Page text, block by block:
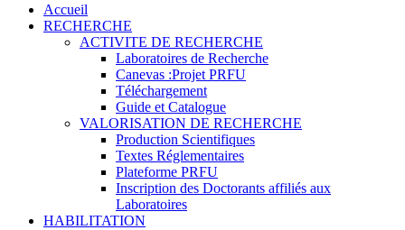
Accueil
RECHERCHE
ACTIVITE DE RECHERCHE
Laboratoires de Recherche
Canevas :Projet PRFU
Téléchargement
Guide et Catalogue
VALORISATION DE RECHERCHE
Production Scientifiques
Textes Réglementaires
Plateforme PRFU
Inscription des Doctorants affiliés aux
Laboratoires
HABILITATION